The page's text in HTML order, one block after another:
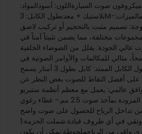
صوت السيارةاللون: أسودالمواد:
بلاستيك + معدنطول الكابل: 3Mموصل: موصل 2.5 ممالميزات:-
تصميم مثبت بالتحجيم أو تركيب لاصق
مختلفة، مما يضمن تثبيتاً آمناً في
عالي الجودة: يقلل من الضوضاء الخلفية
مثالي للمكالمات والأوامر الصوتية في
البيئات الصاخبة.- طول الكابل الممتد: كابل بطول 3 أمتار يسمح
أفضل التقاط للصوت بغض النظر عن
عالمي: يعمل مع معظم أنظمة ستيريو
السيارات والراديوهات المزودة بمآخذ صوت 2.5 مم.- غطاء رغوي
من تداخل الرياح للحصول على صوت واضح
ونقي في أي ظروف قيادة.شملت الحزمة:1 x ميكروفون1 ×
حراري واقي من الرياحملحوظة:يمكن أن يكون